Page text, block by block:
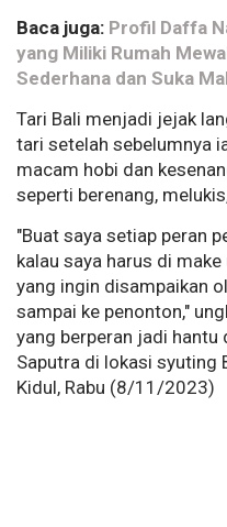
Baca juga: Profil Daffa
yang Miliki Rumah
Sederhana dan Suka
Tari Bali menjadi jejak
tari setelah sebelumnya
macam hobi dan
seperti berenang,
"Buat saya setiap peran
kalau saya harus di
yang ingin disampaikan
sampai ke penonton,"
yang berperan jadi hantu
Saputra di lokasi syuting
Kidul, Rabu (8/11/2023)